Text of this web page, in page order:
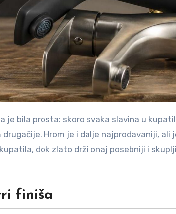
Hrom je i dalje najprodavaniji, ali
dok zlato drži onaj posebniji i
finiša